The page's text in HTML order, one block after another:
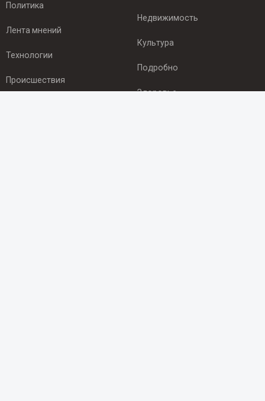
Политика
Лента мнений
Технологии
Происшествия
Недвижимость
Культура
Подробно
Здоровье